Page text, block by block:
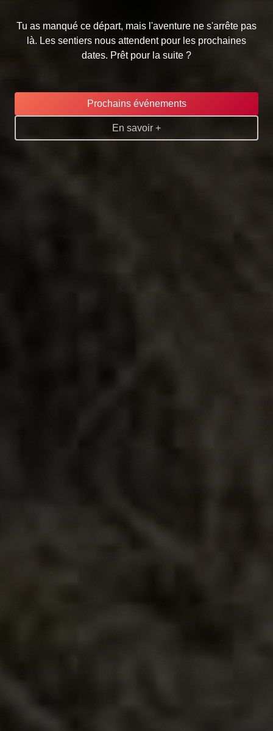
Tu as manqué ce départ, mais l'aventure ne s'arrête pas
là. Les sentiers nous attendent pour les prochaines
dates. Prêt pour la suite ?
Prochains événements
En savoir +